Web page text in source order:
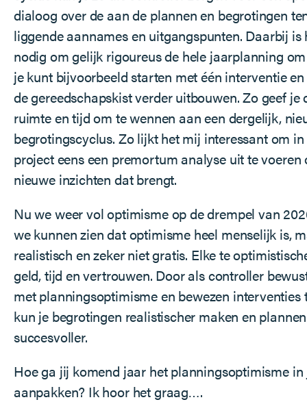
dialoog over de aan de plannen en begrotingen
liggende aannames en uitgangspunten. Daarbij
nodig om gelijk rigoureus de hele jaarplanning
je kunt bijvoorbeeld starten met één interventie
de gereedschapskist verder uitbouwen. Zo geef je
ruimte en tijd om te wennen aan een dergelijk,
begrotingscyclus. Zo lijkt het mij interessant om
project eens een premortum analyse uit te voeren
nieuwe inzichten dat brengt.
Nu we weer vol optimisme op de drempel van
we kunnen zien dat optimisme heel menselijk is,
realistisch en zeker niet gratis. Elke te
geld, tijd en vertrouwen. Door als controller
met planningsoptimisme en bewezen interventies
kun je begrotingen realistischer maken en
succesvoller.
Hoe ga jij komend jaar het planningsoptimisme
aanpakken? Ik hoor het graag….